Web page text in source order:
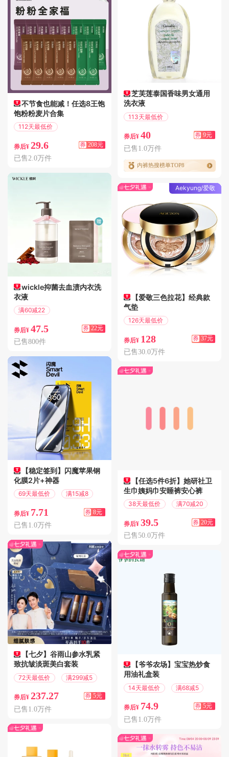
不节食也能减！任选8王饱
饱粉粉麦片合集
112天最低价
券后¥ 29.6 券 208元
已售2.0万件
wickle抑菌去血渍内衣洗
衣液
满60减22
券后¥ 47.5 券 22元
已售800件
【稳定签到】闪魔苹果钢
化膜2片+神器
69天最低价 满15减8
券后¥ 7.71 券 8元
已售1.0万件
【七夕】谷雨山参水乳紧
致抗皱淡斑美白套装
72天最低价 满299减5
券后¥ 237.27 券 5元
已售1.0万件
新品
芝芙莲泰国香味男女通用
洗衣液
113天最低价
券后¥ 40 券 9元
已售1.0万件
内裤热搜榜单TOP8
Aekyung/爱敬
【爱敬三色拉花】经典款
气垫
126天最低价
券后¥ 128 券 37元
已售30.0万件
【任选5件6折】她研社卫
生巾姨妈巾安睡裤安心裤
38天最低价 满70减20
券后¥ 39.5 券 20元
已售50.0万件
【爷爷农场】宝宝热炒食
用油礼盒装
14天最低价 满68减5
券后¥ 74.9 券 5元
已售1.0万件